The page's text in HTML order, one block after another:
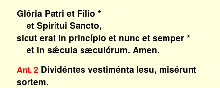
Glória Patri et Fílio *
et Spirítui Sancto,
sicut erat in princípio et nunc et semper *
et in sǽcula sæculórum. Amen.
Ant. 2Dividéntes vestiménta Iesu, misérunt
sortem.